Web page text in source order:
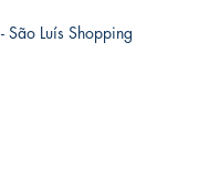
- São Luís Shopping